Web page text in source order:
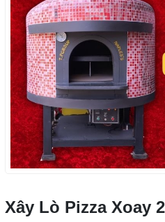
Xây Lò Pizza Xoay